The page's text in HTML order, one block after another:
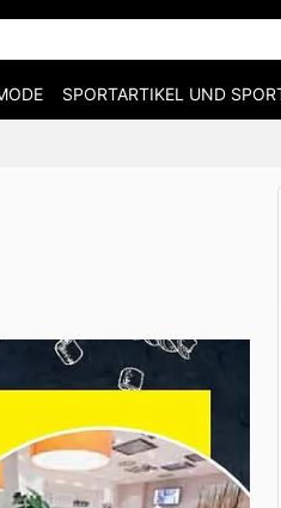
SPORTARTIKEL UND